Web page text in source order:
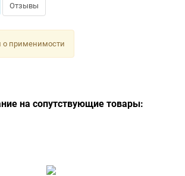
Отзывы
о применимости
на сопутствующие товары: